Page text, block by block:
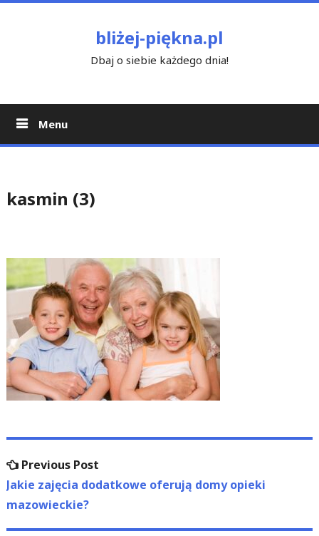
bliżej-piękna.pl
Dbaj o siebie każdego dnia!
Menu
kasmin (3)
Nawigacja
wpisu
Previous PostPrevious
post:
Jakie zajęcia dodatkowe oferują domy opieki
mazowieckie?